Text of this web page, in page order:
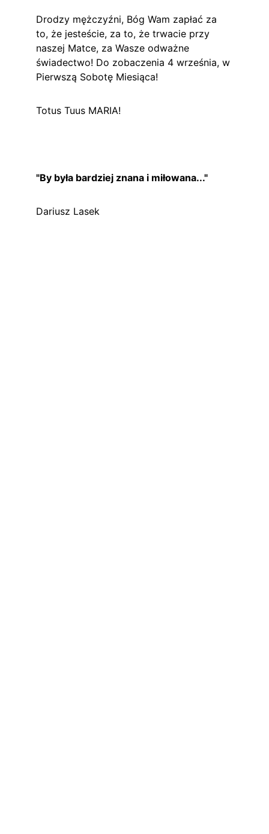
Drodzy mężczyźni, Bóg Wam zapłać za
to, że jesteście, za to, że trwacie przy
naszej Matce, za Wasze odważne
świadectwo! Do zobaczenia 4 września, w
Pierwszą Sobotę Miesiąca!
Totus Tuus MARIA!
"By była bardziej znana i miłowana..."
Dariusz Lasek